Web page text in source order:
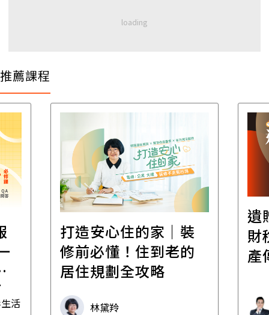
推薦課程
活
打造安心住的家｜裝
修前必懂！住到老的
居住規劃全攻略
林黛羚
遺
財
產